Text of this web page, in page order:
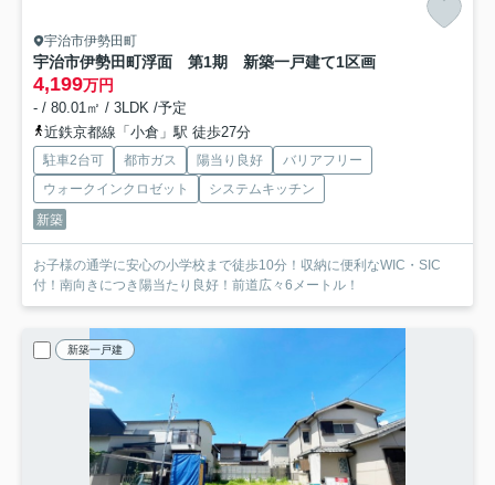
宇治市伊勢田町
宇治市伊勢田町浮面 第1期 新築一戸建て1区画
4,199万円
- / 80.01㎡ / 3LDK /予定
近鉄京都線「小倉」駅 徒歩27分
駐車2台可 都市ガス 陽当り良好
バリアフリー
ウォークインクロゼット
システムキッチン
新築
お子様の通学に安心の小学校まで徒歩10分！収納に便利なWIC・SIC
付！南向きにつき陽当たり良好！前道広々6メートル！
新築一戸建